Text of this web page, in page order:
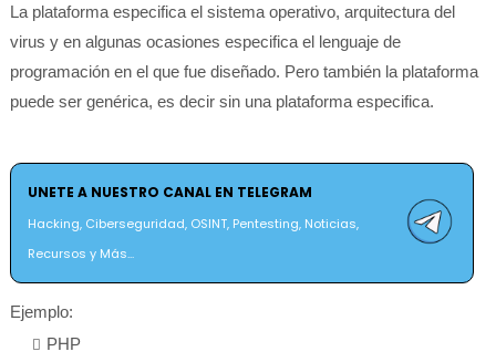
La plataforma especifica el sistema operativo, arquitectura del
virus y en algunas ocasiones especifica el lenguaje de
programación en el que fue diseñado. Pero también la plataforma
puede ser genérica, es decir sin una plataforma especifica.
UNETE A NUESTRO CANAL EN TELEGRAM
Hacking, Ciberseguridad, OSINT, Pentesting, Noticias,
Recursos y Más...
Ejemplo:
PHP